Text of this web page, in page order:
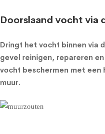
Doorslaand vocht via
Dringt het vocht binnen via
gevel reinigen, repareren
vocht beschermen met een
muur.